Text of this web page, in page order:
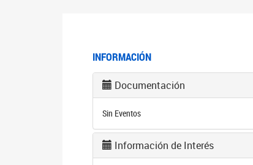
INFORMACIÓN
Documentación
Sin Eventos
Información de Interés